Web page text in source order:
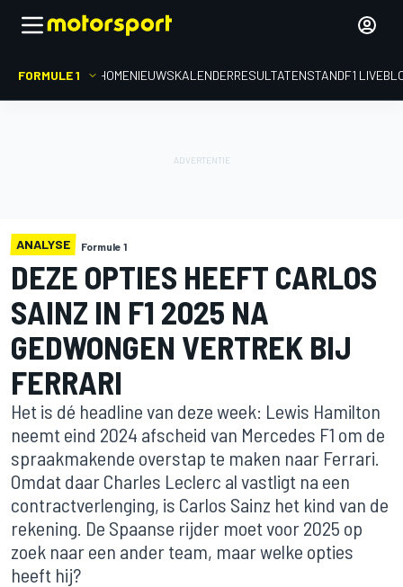
FORMULE 1 HOMENIEUWSKALENDERRESULTATENSTANDF1
ANALYSE Formule 1
DEZE OPTIES HEEFT CARLOS
SAINZ IN F1 2025 NA
GEDWONGEN VERTREK BIJ
FERRARI
Het is dé headline van deze week: Lewis Hamilton
neemt eind 2024 afscheid van Mercedes F1 om de
spraakmakende overstap te maken naar Ferrari.
Omdat daar Charles Leclerc al vastligt na een
contractverlenging, is Carlos Sainz het kind van de
rekening. De Spaanse rijder moet voor 2025 op
zoek naar een ander team, maar welke opties
heeft hij?